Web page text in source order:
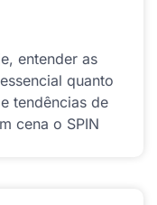
entender as
quanto
tendências de
cena o SPIN